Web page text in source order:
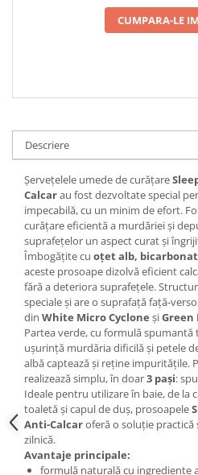
CUMPARA-LE
Descriere
Șervețelele umede de curățare
Calcarau fost dezvoltate special
impecabilă, cu un minim de efort.
curățare eficientă a murdăriei și
suprafețelor un aspect curat și
Îmbogățite cu oțet alb,
aceste prosoape dizolvă eficient
fără a deteriora suprafețele.
speciale și are o suprafață față-
din White Micro Cyclone șiGreen
Partea verde, cu formulă spumantă
ușurință murdăria dificilă și petele
albă captează și reține impuritățile.
realizează simplu, în doar3 pași:
Ideale pentru utilizare în baie, de la
toaletă și capul de duș, prosoapele
Anti-Calcaroferă o soluție
zilnică.
Avantaje principale:
formulă naturală cu ingrediente